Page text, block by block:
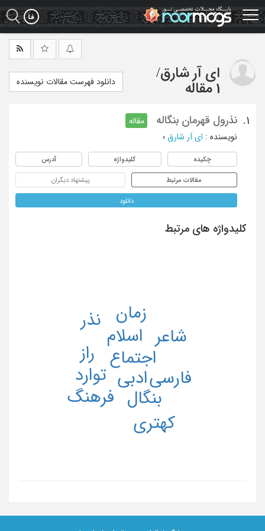
Skip
to
main
ای آر شارق/
1 مقاله
دانلود فهرست مقالات نویسنده
1. نذرول قهرمان بنگاله
مقاله
نویسنده : ای آر شارق ؛
چکیده کلیدواژه آدرس
مقالات مرتبط پیشنهاد دیگران
دانلود
کلیدواژه های مرتبط
اجتماع
ادبی
اسلام
بنگال
توارد
راز
زمان
شاعر
فارسی
فرهنگ
نذر
کهتری